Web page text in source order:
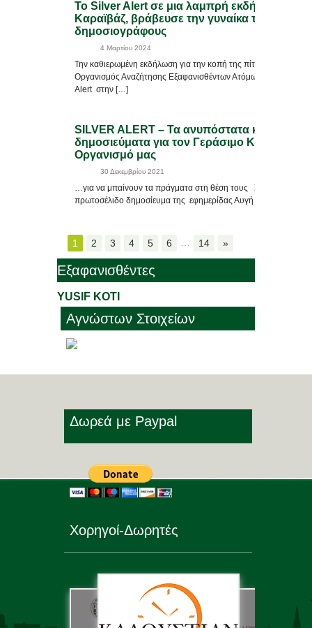
Το Silver Alert σε μια λαμπρή εκδήλωση για
Καραϊβάζ, βράβευσε την γυναίκα του και
δημοσιογράφους
4 Μαρτίου 2024
Την καθιερωμένη εκδήλωση για την κοπή της πίτας
Οργανισμός Αναζήτησης Εξαφανισθέντων Ατόμων της
Alert στην […]
SILVER ALERT – Τα ανυπόστατα και
δημοσιεύματα για τον Γεράσιμο Κουρούκλη
Οργανισμό μας
30 Δεκεμβρίου 2021
…για να μπαίνουν τα πράγματα στη θέση τους Σχετικά με τα
πρωτοσέλιδο δημοσίευμα της εφημερίδας Αυγή στο […]
1 2 3 4 5 6 14 »
Εξαφανισθέντες
YUSIF KOTI
Αγνώστων Στοιχείων
Δωρεά με Paypal
Χορηγοί-Δωρητές